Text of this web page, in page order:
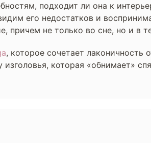
подходит ли она к
его недостатков и
причем не только во сне, но и в
, которое сочетает лаконичность
которая «обнимает»